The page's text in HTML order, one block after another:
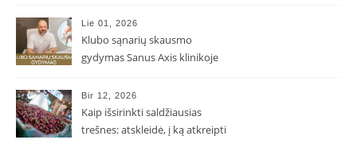
Lie 01, 2026
Klubo sąnarių skausmo
gydymas Sanus Axis klinikoje
Bir 12, 2026
Kaip išsirinkti saldžiausias
trešnes: atskleidė, į ką atkreipti